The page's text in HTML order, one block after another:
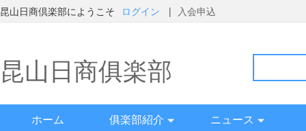
昆山日商倶楽部にようこそ ログイン | 入会申込
昆山日商俱楽部
ホーム 俱楽部紹介 ニュース